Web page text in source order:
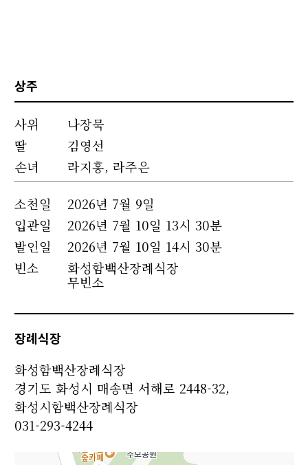
상주
사위
나장묵
딸
김영선
손녀
라지홍, 라주은
소천일
2026년 7월 9일
입관일
2026년 7월 10일 13시 30분
발인일
2026년 7월 10일 14시 30분
빈소
화성함백산장례식장
무빈소
장례식장
화성함백산장례식장
경기도 화성시 매송면 서해로 2448-32,
화성시함백산장례식장
031-293-4244